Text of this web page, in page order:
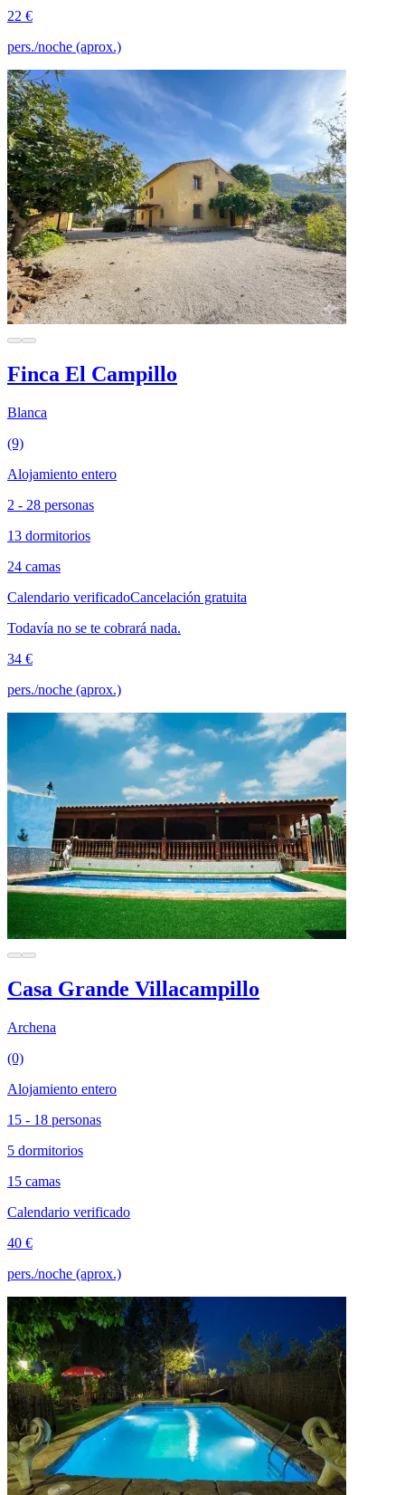
22 €
pers./noche (aprox.)
Finca El Campillo
Blanca
(9)
Alojamiento entero
2 - 28 personas
13 dormitorios
24 camas
Calendario verificadoCancelación gratuita
Todavía no se te cobrará nada.
34 €
pers./noche (aprox.)
Casa Grande Villacampillo
Archena
(0)
Alojamiento entero
15 - 18 personas
5 dormitorios
15 camas
Calendario verificado
40 €
pers./noche (aprox.)